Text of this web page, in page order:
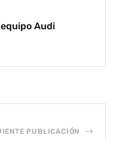
Audi
PUBLICACIÓN